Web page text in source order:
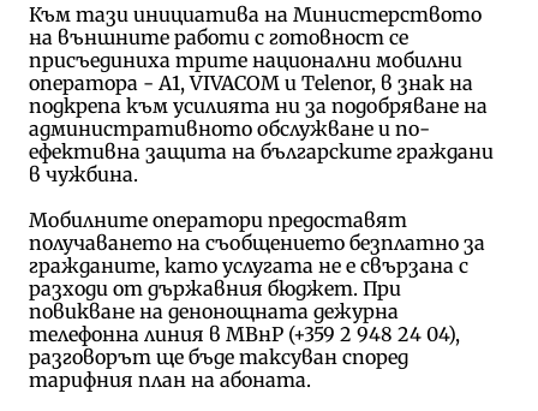
Към тази инициатива на Министерството
на външните работи с готовност се
присъединиха трите национални мобилни
оператора - А1, VIVACOM и Telenor, в знак на
подкрепа към усилията ни за подобряване на
административното обслужване и по-
ефективна защита на българските граждани
в чужбина.
Мобилните оператори предоставят
получаването на съобщението безплатно за
гражданите, като услугата не е свързана с
разходи от държавния бюджет. При
повикване на денонощната дежурна
телефонна линия в МВнР (+359 2 948 24 04),
разговорът ще бъде таксуван според
тарифния план на абоната.